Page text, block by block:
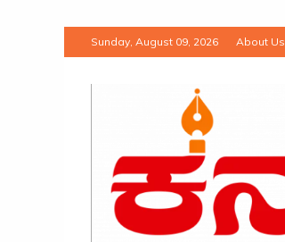
Sunday, August 09, 2026 About Us